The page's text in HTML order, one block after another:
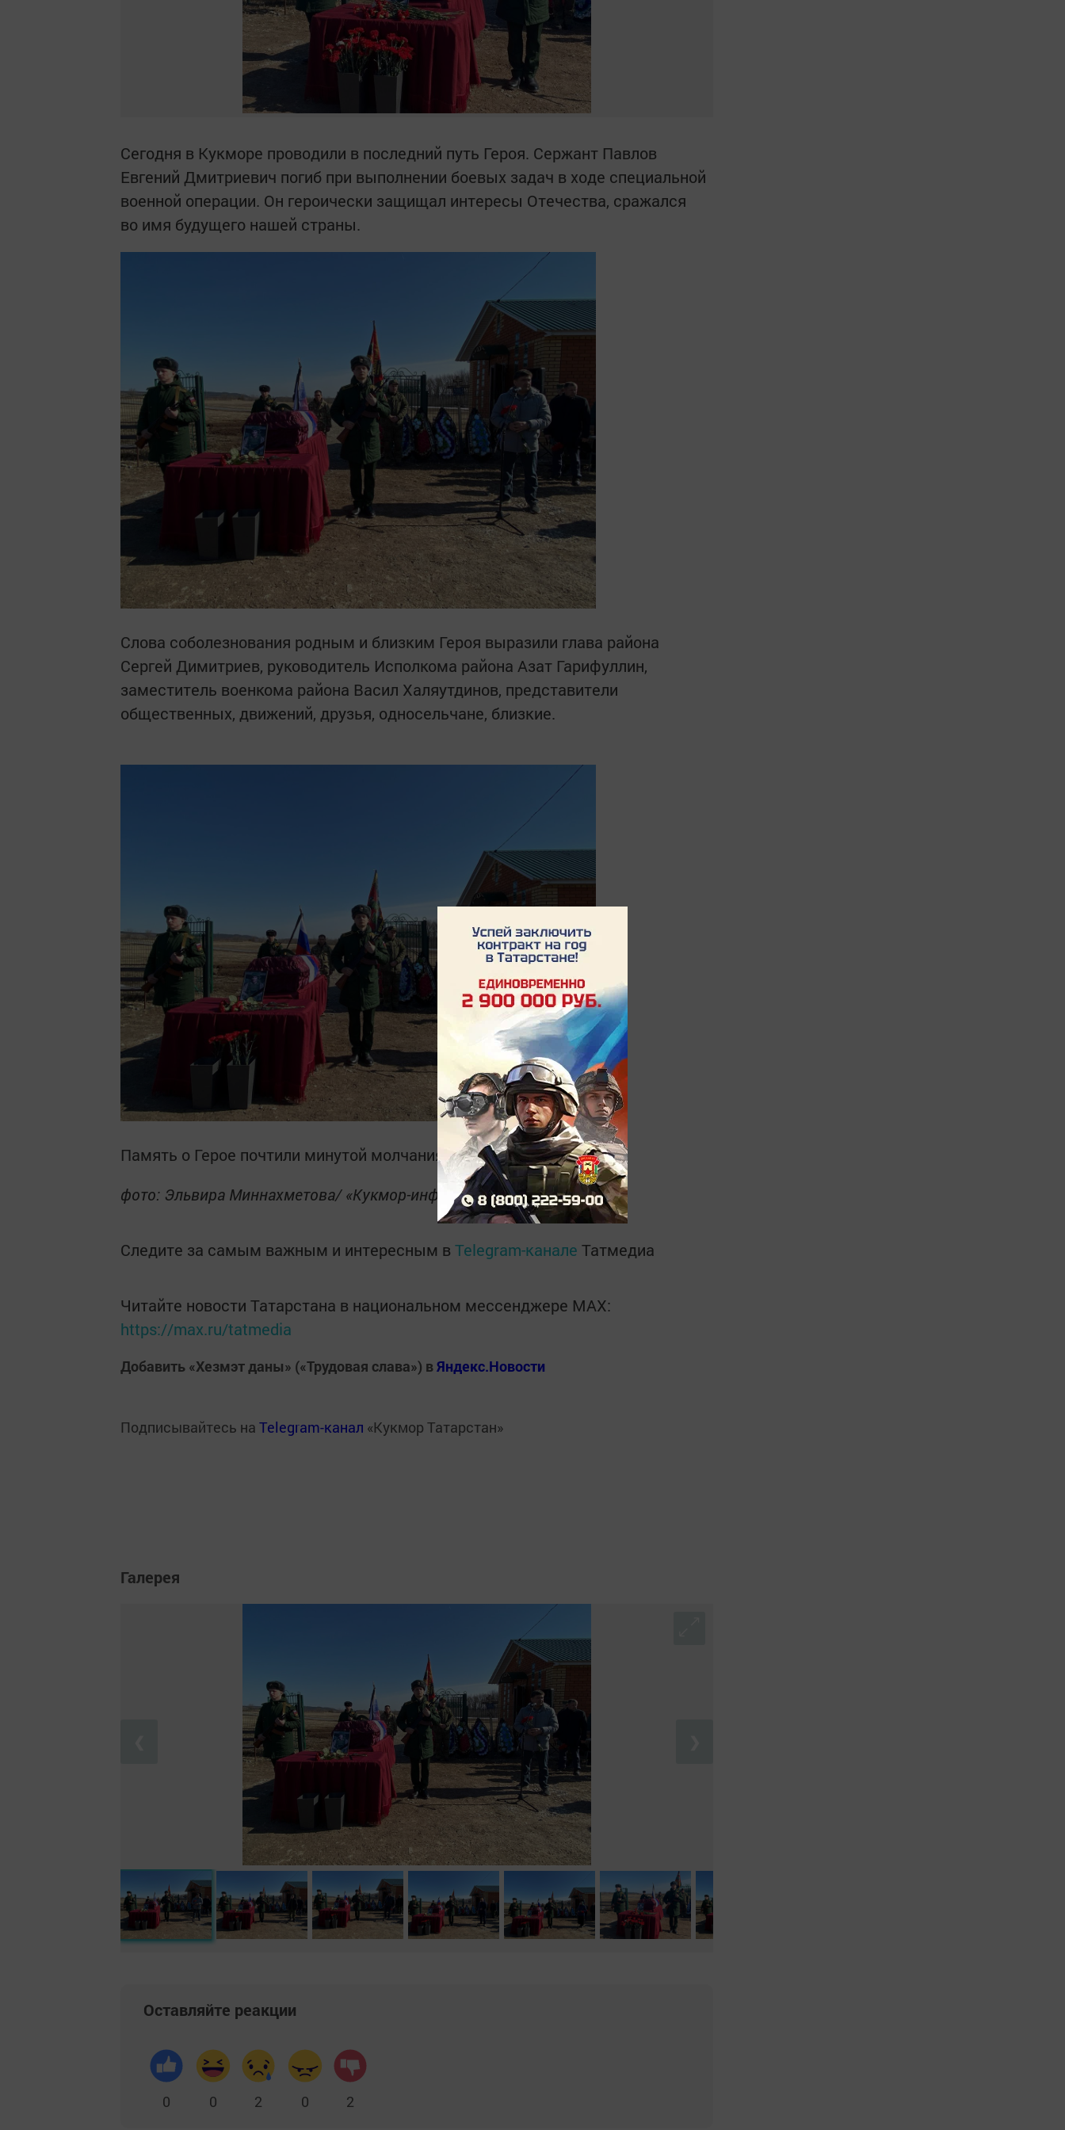
Сегодня в Кукморе проводили в последний путь Героя. Сержант Павлов
Евгений Дмитриевич погиб при выполнении боевых задач в ходе специальной
военной операции. Он героически защищал интересы Отечества, сражался
во имя будущего нашей страны.
Слова соболезнования родным и близким Героя выразили глава района
Сергей Димитриев, руководитель Исполкома района Азат Гарифуллин,
заместитель военкома района Васил Халяутдинов, представители
общественных, движений, друзья, односельчане, близкие.
Память о Герое почтили минутой молчания и возложением цветов.
фото: Эльвира Миннахметова/ «Кукмор-информ»
Следите за самым важным и интересным в Telegram-канале Татмедиа
Читайте новости Татарстана в национальном мессенджере MАХ:
https://max.ru/tatmedia
Добавить «Хезмэт даны» («Трудовая слава») вЯндекс.Новости
Подписывайтесь на Telegram-канал «Кукмор Татарстан»
Галерея
Оставляйте реакции
0 0 2 0 2